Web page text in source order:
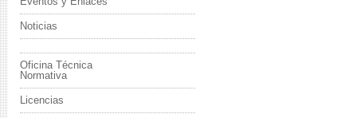
Noticias
Oficina Técnica
Normativa
Licencias